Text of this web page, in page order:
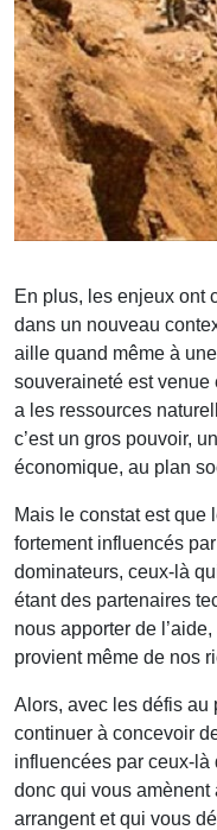
En plus, les enjeux ont
dans un nouveau
aille quand même à
souveraineté est venue
a les ressources
c’est un gros pouvoir,
économique, au plan
Mais le constat est que
fortement influencés
dominateurs, ceux-là
étant des partenaires
nous apporter de
provient même de nos
Alors, avec les défis au
continuer à concevoir
influencées par ceux-
donc qui vous
arrangent et qui vous